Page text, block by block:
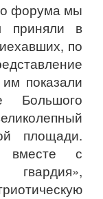
форума мы
приняли в
по
показали
Большого
площади.
вместе с
гвардия»,